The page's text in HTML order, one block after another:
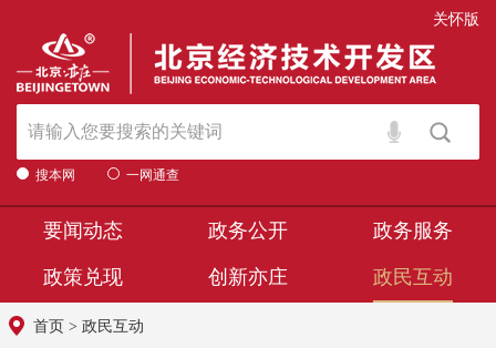
关怀版
搜本网 一网通查
要闻动态 政务公开 政务服务
政策兑现 创新亦庄 政民互动
首页 > 政民互动